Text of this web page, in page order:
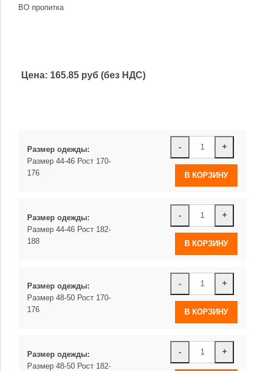
ВО пропитка
Цена: 165.85 руб (без НДС)
- +
Размер одежды:
Размер 44-46 Рост 170-
176
- +
Размер одежды:
Размер 44-46 Рост 182-
188
- +
Размер одежды:
Размер 48-50 Рост 170-
176
- +
Размер одежды:
Размер 48-50 Рост 182-